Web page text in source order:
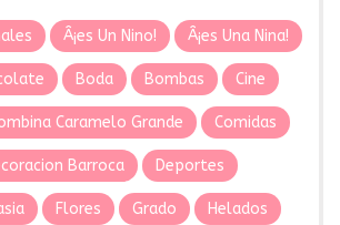
Â¡es Un Nino! Â¡es Una Nina!
Boda Bombas Cine
Caramelo Grande Comidas
Barroca Deportes
Flores Grado Helados